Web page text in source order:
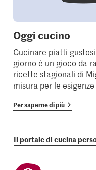
Oggi cucino
Cucinare piatti
giorno è un gioco da
ricette stagionali di
misura per le
Per saperne di più
Il portale di cucina